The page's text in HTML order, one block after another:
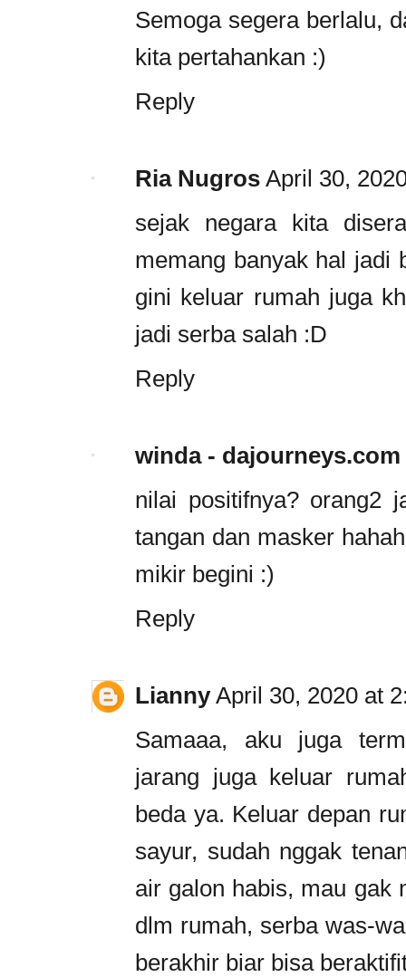
Semoga segera berlalu,
kita pertahankan :)
Reply
Ria Nugros April 30,
sejak negara kita
memang banyak hal jadi
gini keluar rumah juga
jadi serba salah :D
Reply
winda - dajourneys.com
nilai positifnya? orang2
tangan dan masker
mikir begini :)
Reply
Lianny April 30, 2020 at
Samaaa, aku juga
jarang juga keluar
beda ya. Keluar depan
sayur, sudah nggak
air galon habis, mau gak
dlm rumah, serba was-
berakhir biar bisa